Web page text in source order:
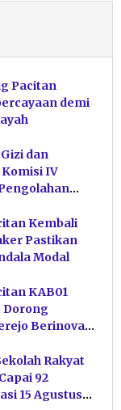
Pacitan
demi
dan
IV
Kembali
Pastikan
Modal
KAB01
Dorong
Berinovasi
Rakyat
92
15 Agustus